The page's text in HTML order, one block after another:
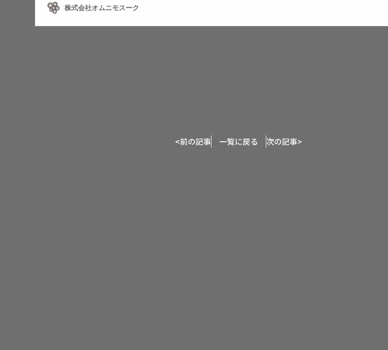
<前の記事 一覧に戻る 次の記事>